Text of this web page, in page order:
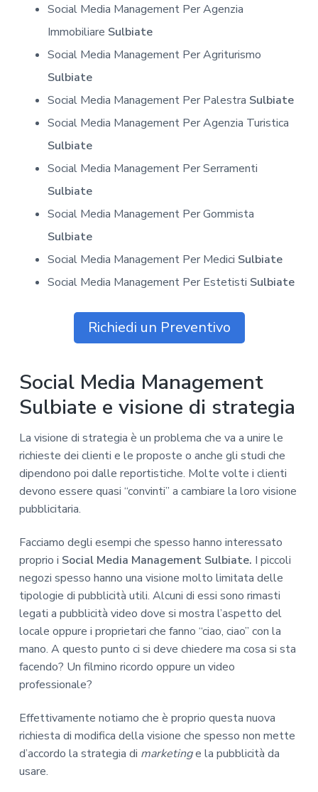
Social Media Management Per Agenzia
Immobiliare Sulbiate
Social Media Management Per Agriturismo
Sulbiate
Social Media Management Per Palestra Sulbiate
Social Media Management Per Agenzia Turistica
Sulbiate
Social Media Management Per Serramenti
Sulbiate
Social Media Management Per Gommista
Sulbiate
Social Media Management Per Medici Sulbiate
Social Media Management Per Estetisti Sulbiate
Richiedi un Preventivo
Social Media Management
Sulbiate e visione di strategia
La visione di strategia è un problema che va a unire le
richieste dei clienti e le proposte o anche gli studi che
dipendono poi dalle reportistiche. Molte volte i clienti
devono essere quasi “convinti” a cambiare la loro visione
pubblicitaria.
Facciamo degli esempi che spesso hanno interessato
proprio i Social Media Management Sulbiate. I piccoli
negozi spesso hanno una visione molto limitata delle
tipologie di pubblicità utili. Alcuni di essi sono rimasti
legati a pubblicità video dove si mostra l’aspetto del
locale oppure i proprietari che fanno “ciao, ciao” con la
mano. A questo punto ci si deve chiedere ma cosa si sta
facendo? Un filmino ricordo oppure un video
professionale?
Effettivamente notiamo che è proprio questa nuova
richiesta di modifica della visione che spesso non mette
d’accordo la strategia di marketinge la pubblicità da
usare.